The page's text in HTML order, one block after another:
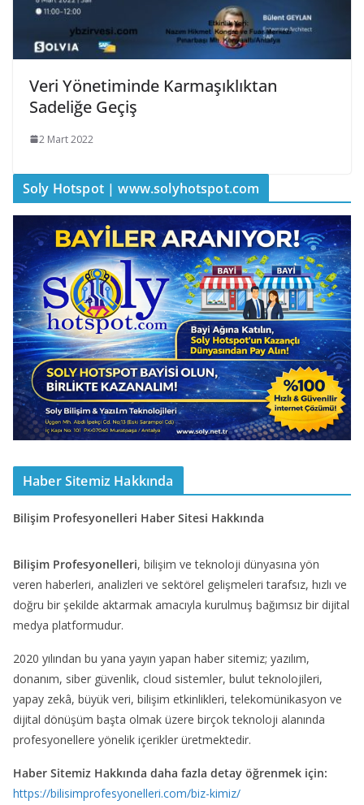
Veri Yönetiminde Karmaşıklıktan
Sadeliğe Geçiş
2 Mart 2022
Soly Hotspot | www.solyhotspot.com
Haber Sitemiz Hakkında
Bilişim Profesyonelleri Haber Sitesi Hakkında
Bilişim Profesyonelleri, bilişim ve teknoloji dünyasına yön
veren haberleri, analizleri ve sektörel gelişmeleri tarafsız, hızlı ve
doğru bir şekilde aktarmak amacıyla kurulmuş bağımsız bir dijital
medya platformudur.
2020 yılından bu yana yayın yapan haber sitemiz; yazılım,
donanım, siber güvenlik, cloud sistemler, bulut teknolojileri,
yapay zekâ, büyük veri, bilişim etkinlikleri, telekomünikasyon ve
dijital dönüşüm başta olmak üzere birçok teknoloji alanında
profesyonellere yönelik içerikler üretmektedir.
Haber Sitemiz Hakkında daha fazla detay öğrenmek için:
https://bilisimprofesyonelleri.com/biz-kimiz/